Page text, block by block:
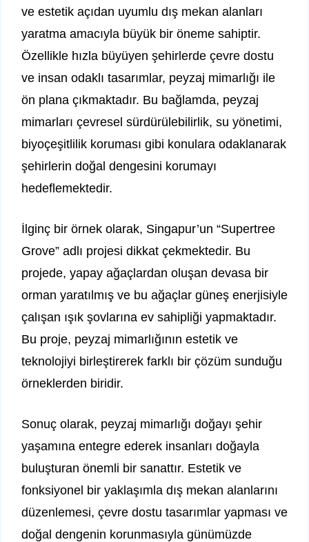
ve estetik açıdan uyumlu dış mekan alanları
yaratma amacıyla büyük bir öneme sahiptir.
Özellikle hızla büyüyen şehirlerde çevre dostu
ve insan odaklı tasarımlar, peyzaj mimarlığı ile
ön plana çıkmaktadır. Bu bağlamda, peyzaj
mimarları çevresel sürdürülebilirlik, su yönetimi,
biyoçeşitlilik koruması gibi konulara odaklanarak
şehirlerin doğal dengesini korumayı
hedeflemektedir.
İlginç bir örnek olarak, Singapur’un “Supertree
Grove” adlı projesi dikkat çekmektedir. Bu
projede, yapay ağaçlardan oluşan devasa bir
orman yaratılmış ve bu ağaçlar güneş enerjisiyle
çalışan ışık şovlarına ev sahipliği yapmaktadır.
Bu proje, peyzaj mimarlığının estetik ve
teknolojiyi birleştirerek farklı bir çözüm sunduğu
örneklerden biridir.
Sonuç olarak, peyzaj mimarlığı doğayı şehir
yaşamına entegre ederek insanları doğayla
buluşturan önemli bir sanattır. Estetik ve
fonksiyonel bir yaklaşımla dış mekan alanlarını
düzenlemesi, çevre dostu tasarımlar yapması ve
doğal dengenin korunmasıyla günümüzde